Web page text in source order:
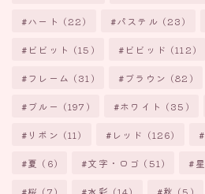
ハート (22) パステル (23)
ビビット (15) ビビッド (112)
フレーム (31) ブラウン (82)
ブルー (197) ホワイト (35)
リボン (11) レッド (126)
夏 (6) 文字・ロゴ (51) 星
桜 (7) 水彩 (14) 秋 (5)